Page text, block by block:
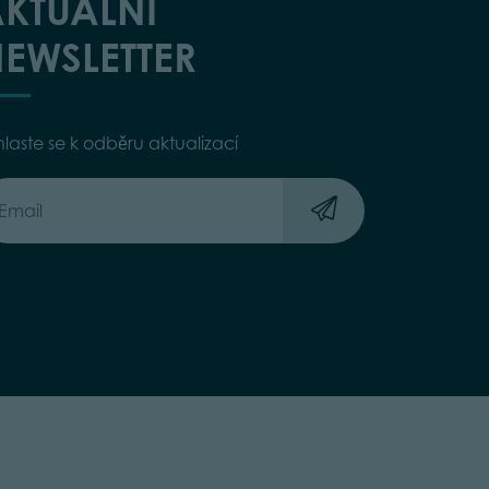
se k odběru aktualizací